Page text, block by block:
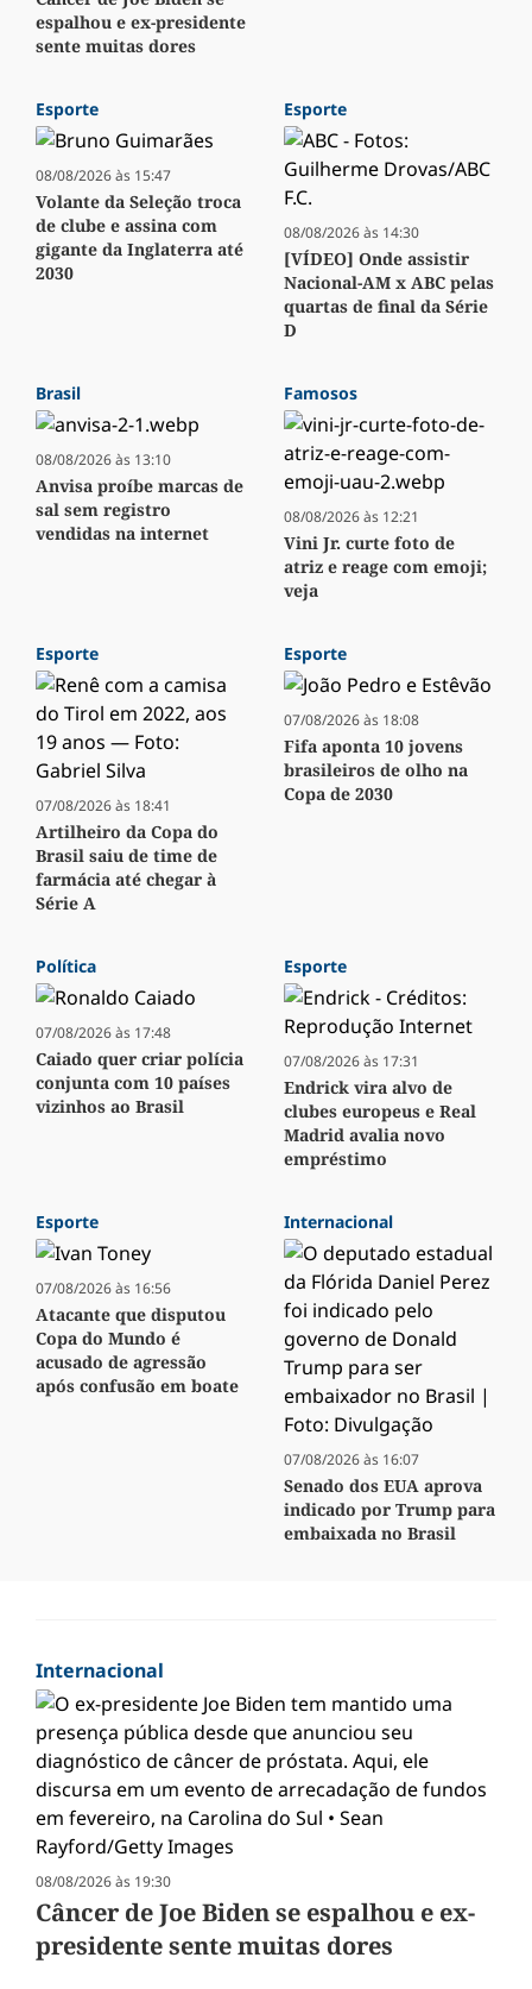
espalhou e ex-presidente
sente muitas dores
Esporte
08/08/2026 às 15:47
Volante da Seleção troca
de clube e assina com
gigante da Inglaterra até
2030
Esporte
08/08/2026 às 14:30
[VÍDEO] Onde assistir
Nacional-AM x ABC pelas
quartas de final da Série
D
Brasil
08/08/2026 às 13:10
Anvisa proíbe marcas de
sal sem registro
vendidas na internet
Famosos
08/08/2026 às 12:21
Vini Jr. curte foto de
atriz e reage com emoji;
veja
Esporte
07/08/2026 às 18:41
Artilheiro da Copa do
Brasil saiu de time de
farmácia até chegar à
Série A
Esporte
07/08/2026 às 18:08
Fifa aponta 10 jovens
brasileiros de olho na
Copa de 2030
Política
07/08/2026 às 17:48
Caiado quer criar polícia
conjunta com 10 países
vizinhos ao Brasil
Esporte
07/08/2026 às 17:31
Endrick vira alvo de
clubes europeus e Real
Madrid avalia novo
empréstimo
Esporte
07/08/2026 às 16:56
Atacante que disputou
Copa do Mundo é
acusado de agressão
após confusão em boate
Internacional
07/08/2026 às 16:07
Senado dos EUA aprova
indicado por Trump para
embaixada no Brasil
Internacional
08/08/2026 às 19:30
Câncer de Joe Biden se espalhou e ex-
presidente sente muitas dores